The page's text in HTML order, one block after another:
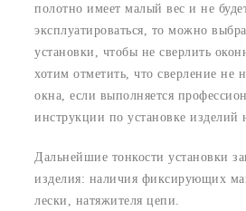
полотно имеет малый вес и не
эксплуатироваться, то можно
установки, чтобы не сверлить
хотим отметить, что сверление не
окна, если выполняется
инструкции по установке изделий
Дальнейшие тонкости установки
изделия: наличия фиксирующих
лески, натяжителя цепи.